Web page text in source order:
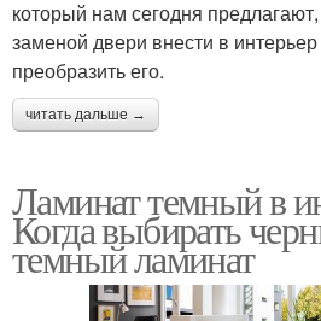
который нам сегодня
заменой двери внести в
преобразить его.
читать дальше →
Ламинат темный в
Когда выбирать
темный ламинат